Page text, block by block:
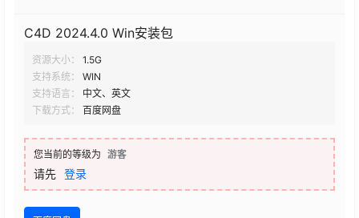
C4D 2024.4.0 Win安装包
资源大小：
1.5G
支持系统：
WIN
支持语言：
中文、英文
下载方式：
百度网盘
您当前的等级为 游客
请先 登录